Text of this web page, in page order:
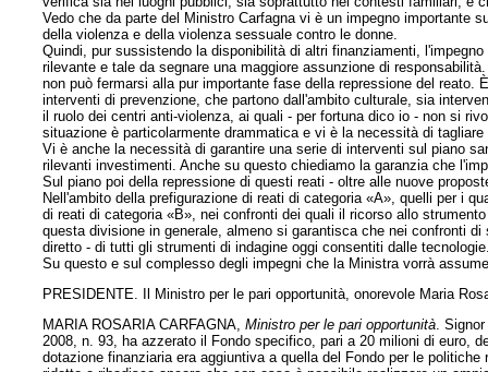
Vedo che da parte del Ministro Carfagna vi è un impegno importante
della violenza e della violenza sessuale contro le donne.
Quindi, pur sussistendo la disponibilità di altri finanziamenti,
rilevante e tale da segnare una maggiore assunzione di
non può fermarsi alla pur importante fase della repressione del
interventi di prevenzione, che partono dall'ambito culturale, sia
il ruolo dei centri anti-violenza, ai quali - per fortuna dico io - non si
situazione è particolarmente drammatica e vi è la necessità di
Vi è anche la necessità di garantire una serie di interventi sul piano
rilevanti investimenti. Anche su questo chiediamo la garanzia che
Sul piano poi della repressione di questi reati - oltre alle nuove
Nell'ambito della prefigurazione di reati di categoria «A», quelli per i
di reati di categoria «B», nei confronti dei quali il ricorso allo
questa divisione in generale, almeno si garantisca che nei confronti
diretto - di tutti gli strumenti di indagine oggi consentiti dalle
Su questo e sul complesso degli impegni che la Ministra vorrà
PRESIDENTE. Il Ministro per le pari opportunità, onorevole Maria
MARIA ROSARIA CARFAGNA,Ministro per le pari opportunità.
2008, n. 93, ha azzerato il Fondo specifico, pari a 20 milioni di euro,
dotazione finanziaria era aggiuntiva a quella del Fondo per le